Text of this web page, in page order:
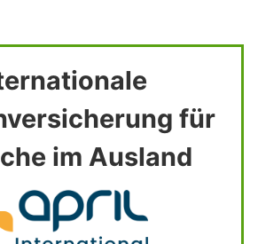
für
im Ausland